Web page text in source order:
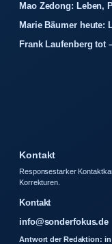
Mao Zedong: Leben,
Marie Bäumer heute:
Frank Laufenberg tot
Kontakt
Responsestarker
Korrekturen.
Kontakt
info@sonderfokus.de
Antwort der Redaktion: in